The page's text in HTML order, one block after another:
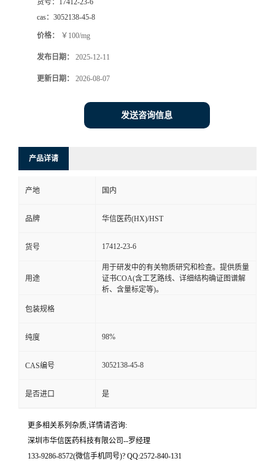
方
货号： 17412-23-6
cas： 3052138-45-8
价格： ￥100/mg
发布日期： 2025-12-11
更新日期： 2026-08-07
发送咨询信息
产品详请
产地 国内
品牌 华信医药(HX)/HST
货号 17412-23-6
用途
用于研发中的有关物质研究和检查。提供质量
证书COA(含工艺路线、详细结构确证图谱解
析、含量标定等)。
包装规格
纯度 98%
CAS编号 3052138-45-8
是否进口 是
更多相关系列杂质,详情请咨询:
深圳市华信医药科技有限公司--罗经理
133-9286-8572(微信手机同号)? QQ:2572-840-131